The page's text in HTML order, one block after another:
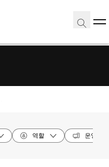
역할 운영 체